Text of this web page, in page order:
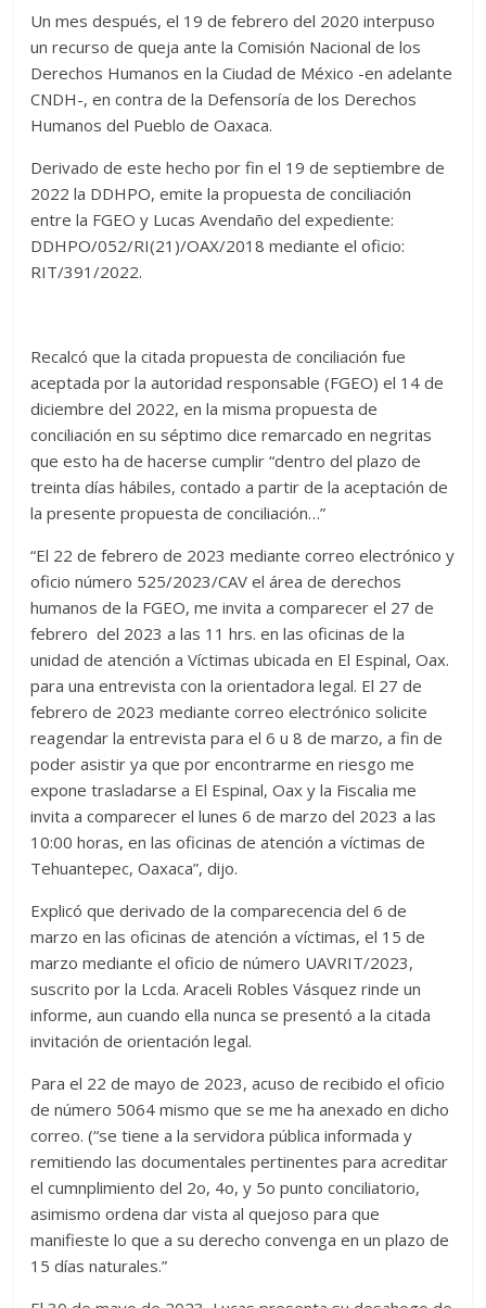
Un mes después, el 19 de febrero del 2020 interpuso
un recurso de queja ante la Comisión Nacional de los
Derechos Humanos en la Ciudad de México -en adelante
CNDH-, en contra de la Defensoría de los Derechos
Humanos del Pueblo de Oaxaca.
Derivado de este hecho por fin el 19 de septiembre de
2022 la DDHPO, emite la propuesta de conciliación
entre la FGEO y Lucas Avendaño del expediente:
DDHPO/052/RI(21)/OAX/2018 mediante el oficio:
RIT/391/2022.
Recalcó que la citada propuesta de conciliación fue
aceptada por la autoridad responsable (FGEO) el 14 de
diciembre del 2022, en la misma propuesta de
conciliación en su séptimo dice remarcado en negritas
que esto ha de hacerse cumplir “dentro del plazo de
treinta días hábiles, contado a partir de la aceptación de
la presente propuesta de conciliación…”
“El 22 de febrero de 2023 mediante correo electrónico y
oficio número 525/2023/CAV el área de derechos
humanos de la FGEO, me invita a comparecer el 27 de
febrero del 2023 a las 11 hrs. en las oficinas de la
unidad de atención a Víctimas ubicada en El Espinal, Oax.
para una entrevista con la orientadora legal. El 27 de
febrero de 2023 mediante correo electrónico solicite
reagendar la entrevista para el 6 u 8 de marzo, a fin de
poder asistir ya que por encontrarme en riesgo me
expone trasladarse a El Espinal, Oax y la Fiscalia me
invita a comparecer el lunes 6 de marzo del 2023 a las
10:00 horas, en las oficinas de atención a víctimas de
Tehuantepec, Oaxaca”, dijo.
Explicó que derivado de la comparecencia del 6 de
marzo en las oficinas de atención a víctimas, el 15 de
marzo mediante el oficio de número UAVRIT/2023,
suscrito por la Lcda. Araceli Robles Vásquez rinde un
informe, aun cuando ella nunca se presentó a la citada
invitación de orientación legal.
Para el 22 de mayo de 2023, acuso de recibido el oficio
de número 5064 mismo que se me ha anexado en dicho
correo. (“se tiene a la servidora pública informada y
remitiendo las documentales pertinentes para acreditar
el cumnplimiento del 2o, 4o, y 5o punto conciliatorio,
asimismo ordena dar vista al quejoso para que
manifieste lo que a su derecho convenga en un plazo de
15 días naturales.”